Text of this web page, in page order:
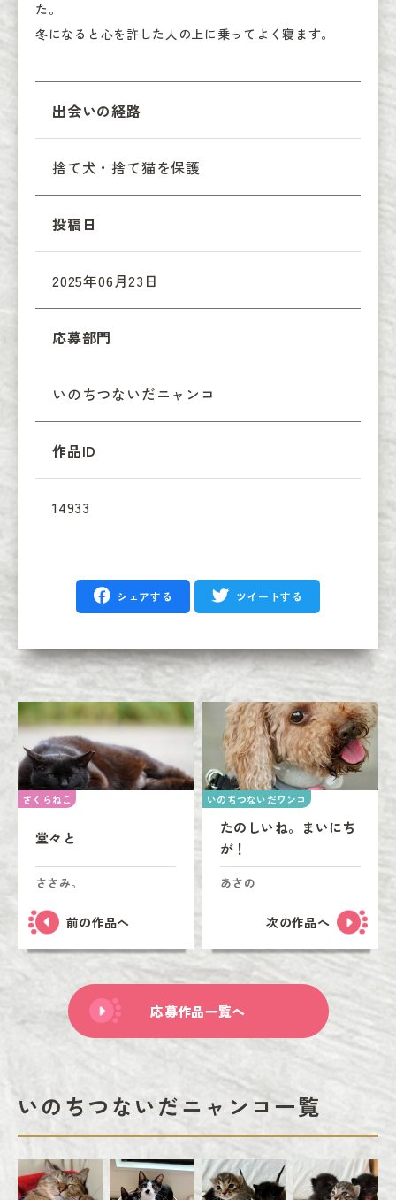
た。
冬になると心を許した人の上に乗ってよく寝ます。
出会いの経路
捨て犬・捨て猫を保護
投稿日
2025年06月23日
応募部門
いのちつないだニャンコ
作品ID
14933
シェアする ツイートする
さくらねこ
堂々と
ささみ。
前の作品へ
いのちつないだワンコ
たのしいね。まいにち
が！
あさの
次の作品へ
応募作品一覧へ
いのちつないだニャンコ一覧